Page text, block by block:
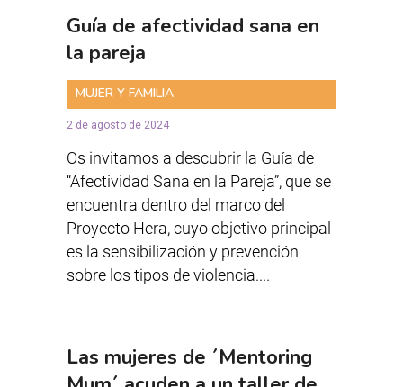
Guía de afectividad sana en
la pareja
MUJER Y FAMILIA
2 de agosto de 2024
Os invitamos a descubrir la Guía de
“Afectividad Sana en la Pareja”, que se
encuentra dentro del marco del
Proyecto Hera, cuyo objetivo principal
es la sensibilización y prevención
sobre los tipos de violencia....
Las mujeres de ´Mentoring